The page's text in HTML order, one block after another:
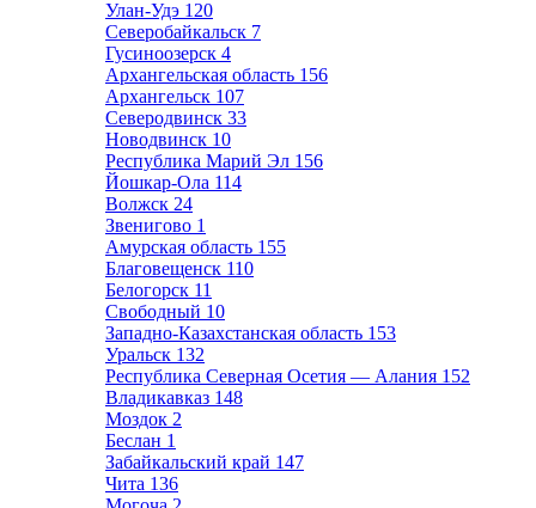
Улан-Удэ 120
Северобайкальск 7
Гусиноозерск 4
Архангельская область 156
Архангельск 107
Северодвинск 33
Новодвинск 10
Республика Марий Эл 156
Йошкар-Ола 114
Волжск 24
Звенигово 1
Амурская область 155
Благовещенск 110
Белогорск 11
Свободный 10
Западно-Казахстанская область 153
Уральск 132
Республика Северная Осетия — Алания 152
Владикавказ 148
Моздок 2
Беслан 1
Забайкальский край 147
Чита 136